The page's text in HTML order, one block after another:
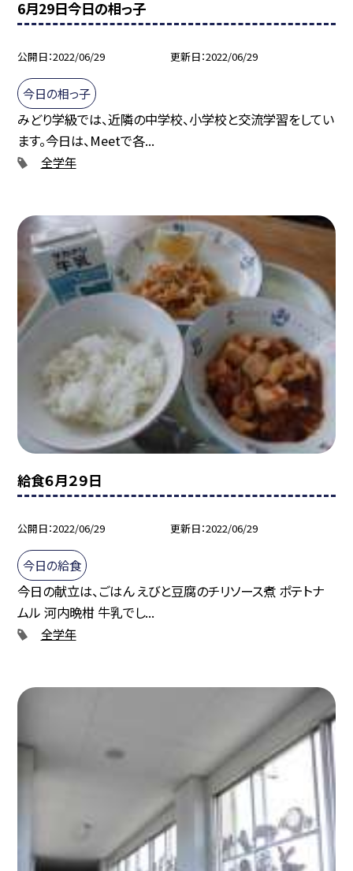
6月29日今日の相っ子
公開日 2022/06/29 更新日 2022/06/29
今日の相っ子
みどり学級では、近隣の中学校、小学校と交流学習をしてい
ます。今日は、Meetで各...
全学年
給食６月２９日
公開日 2022/06/29 更新日 2022/06/29
今日の給食
今日の献立は、ごはん えびと豆腐のチリソース煮 ポテトナ
ムル 河内晩柑 牛乳でし...
全学年